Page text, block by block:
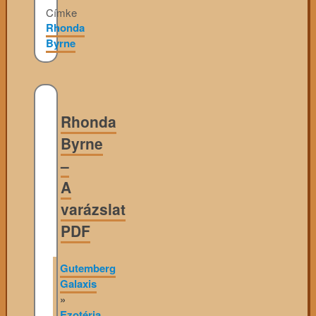
Címke
Rhonda
Byrne
Rhonda
Byrne
–
A
varázslat
PDF
Gutemberg
Galaxis
»